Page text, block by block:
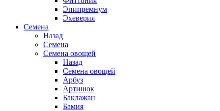
Эпипремнум
Эхеверия
Семена
Назад
Семена
Семена овощей
Назад
Семена овощей
Арбуз
Артишок
Баклажан
Бамия